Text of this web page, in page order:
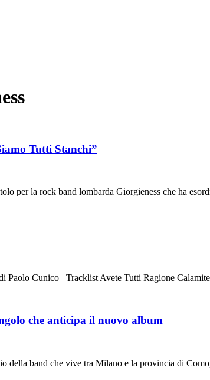
Tutti Stanchi”
per la rock band lombarda Giorgieness che ha
Cunico Tracklist Avete Tutti Ragione
che anticipa il nuovo album
della band che vive tra Milano e la provincia di